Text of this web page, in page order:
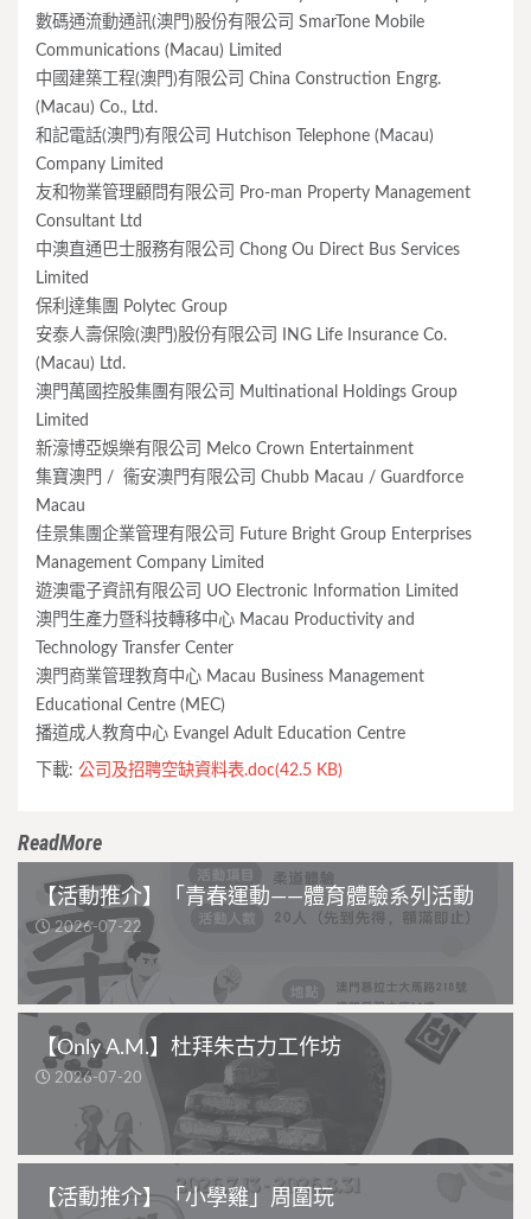
數碼通流動通訊(澳門)股份有限公司 SmarTone Mobile
Communications (Macau) Limited
中國建築工程(澳門)有限公司 China Construction Engrg.
(Macau) Co., Ltd.
和記電話(澳門)有限公司 Hutchison Telephone (Macau)
Company Limited
友和物業管理顧問有限公司 Pro-man Property Management
Consultant Ltd
中澳直通巴士服務有限公司 Chong Ou Direct Bus Services
Limited
保利達集團 Polytec Group
安泰人壽保險(澳門)股份有限公司 ING Life Insurance Co.
(Macau) Ltd.
澳門萬國控股集團有限公司 Multinational Holdings Group
Limited
新濠博亞娛樂有限公司 Melco Crown Entertainment
集寶澳門 / 衞安澳門有限公司 Chubb Macau / Guardforce
Macau
佳景集團企業管理有限公司 Future Bright Group Enterprises
Management Company Limited
遊澳電子資訊有限公司 UO Electronic Information Limited
澳門生產力暨科技轉移中心 Macau Productivity and
Technology Transfer Center
澳門商業管理教育中心 Macau Business Management
Educational Centre (MEC)
播道成人教育中心 Evangel Adult Education Centre
下載: 公司及招聘空缺資料表.doc(42.5 KB)
ReadMore
【活動推介】「青春運動——體育體驗系列活動
2026-07-22
【Only A.M.】杜拜朱古力工作坊
2026-07-20
【活動推介】「小學雞」周圍玩